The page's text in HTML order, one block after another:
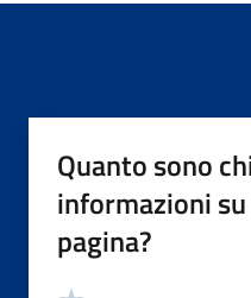
Quanto sono
informazioni
pagina?
Valutazione